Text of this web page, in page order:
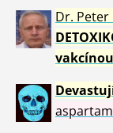
Dr. Peter
vakcínou